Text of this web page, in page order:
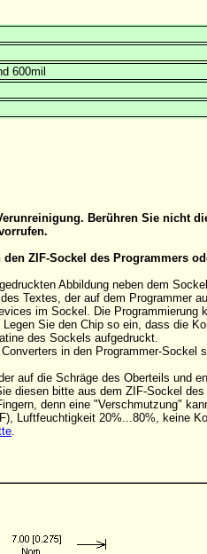
600mil
Berühren Sie nicht
ZIF-Sockel des Programmers
Abbildung neben dem
Textes, der auf dem Programmer
im Sockel. Die Programmierung
Sie den Chip so ein, dass die
des Sockels aufgedruckt.
in den Programmer-
auf die Schräge des Oberteils und
diesen bitte aus dem ZIF-Sockel
denn eine "Verschmutzung"
Luftfeuchtigkeit 20%...80%, keine
.